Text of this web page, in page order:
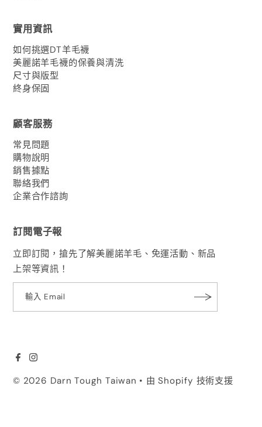
實用資訊
如何挑選DT羊毛襪
美麗諾羊毛襪的保養與清洗
尺寸與版型
終身保固
顧客服務
常見問題
購物說明
銷售據點
聯絡我們
企業合作諮詢
訂閱電子報
立即訂閱，搶先了解美麗諾羊毛、免運活動、新品
上架等資訊！
© 2026 Darn Tough Taiwan • 由 Shopify 技術支援